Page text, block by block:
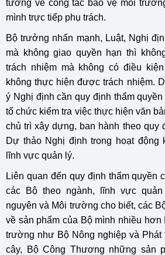
tướng về công tác bảo vệ môi
mình trực tiếp phụ trách.
Bộ trưởng nhấn mạnh, Luật, Nghị
mà không giao quyền hạn thì
trách nhiệm mà không có điều
không thực hiện được trách nhiệm.
ý Nghị định cần quy định thẩm
tổ chức kiểm tra việc thực hiện văn
chủ trì xây dựng, ban hành theo quy
Dự thảo Nghị định trong hoạt động
lĩnh vực quản lý.
Liên quan đến quy định thẩm quyền
các Bộ theo ngành, lĩnh vực
nguyên và Môi trường cho biết, các
về sản phẩm của Bộ mình nhiều hơn
trường như Bộ Nông nghiệp và Phát
cây, Bộ Công Thương những sản